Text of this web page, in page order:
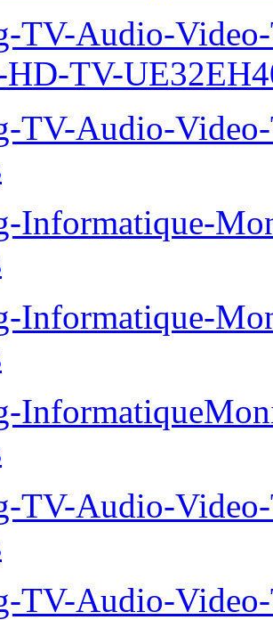
TV-Audio-
TV-
TV-Audio-
Informatique-
Informatique-
TV-Audio-
TV-Audio-